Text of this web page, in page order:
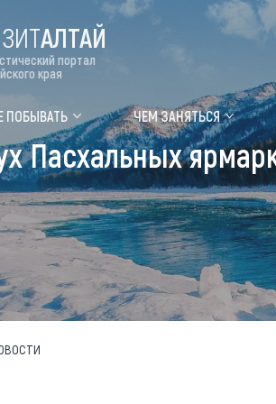
ALTAI
Где
Топ
АЛТАЙ
портал
края
ПОБЫВАТЬ ЧЕМ ЗАНЯТЬСЯ
Пасхальных